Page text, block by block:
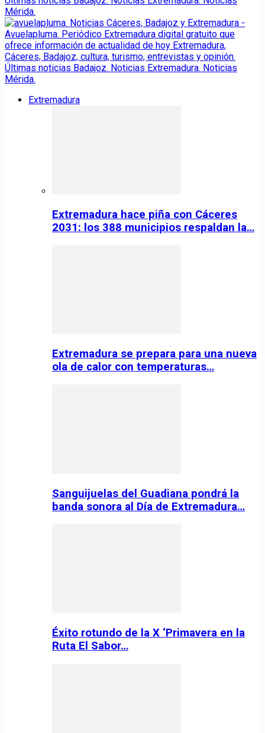
Extremadura
Extremadura hace piña con Cáceres
2031: los 388 municipios respaldan la…
Extremadura se prepara para una nueva
ola de calor con temperaturas…
Sanguijuelas del Guadiana pondrá la
banda sonora al Día de Extremadura…
Éxito rotundo de la X ‘Primavera en la
Ruta El Sabor…